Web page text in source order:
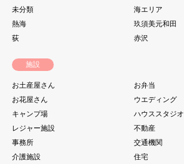
未分類
海エリア
熱海
玖須美元和田
荻
赤沢
施設
お土産屋さん
お弁当
お花屋さん
ウエディング
キャンプ場
ハウススタジオ
レジャー施設
不動産
事務所
交通機関
介護施設
住宅